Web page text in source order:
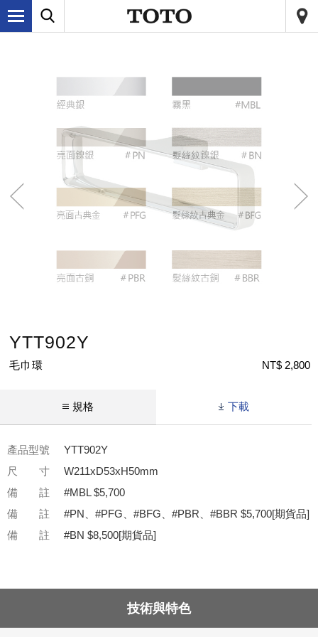
YTT902Y
毛巾環 NT$ 2,800
規格 下載
產品型號
YTT902Y
尺 寸
W211xD53xH50mm
備 註
#MBL $5,700
備 註
#PN、#PFG、#BFG、#PBR、#BBR $5,700[期貨品]
備 註
#BN $8,500[期貨品]
技術與特色